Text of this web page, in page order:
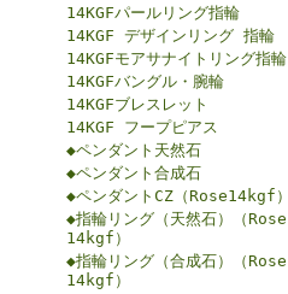
14KGFパールリング指輪
14KGF デザインリング 指輪
14KGFモアサナイトリング指輪
14KGFバングル・腕輪
14KGFブレスレット
14KGF フープピアス
◆ペンダント天然石
◆ペンダント合成石
◆ペンダントCZ（Rose14kgf）
◆指輪リング（天然石）（Rose
14kgf）
◆指輪リング（合成石）（Rose
14kgf）